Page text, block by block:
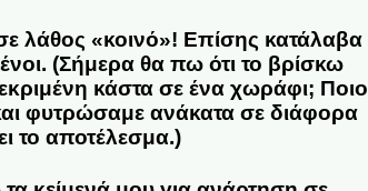
λάθος «κοινό»! Επίσης κατάλαβα
(Σήμερα θα πω ότι το βρίσκω
κάστα σε ένα χωράφι; Ποιο
φυτρώσαμε ανάκατα σε διάφορα
το αποτέλεσμα.)